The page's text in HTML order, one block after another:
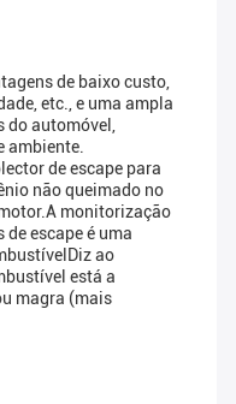
de baixo custo,
etc., e uma ampla
automóvel,
ambiente.
de escape para
não queimado no
monitorização
escape é uma
ao
está a
magra (mais